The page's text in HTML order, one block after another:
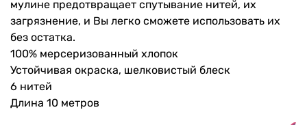
мулине предотвращает спутывание нитей, их
загрязнение, и Вы легко сможете использовать их
без остатка.
100% мерсеризованный хлопок
Устойчивая окраска, шелковистый блеск
6 нитей
Длина 10 метров